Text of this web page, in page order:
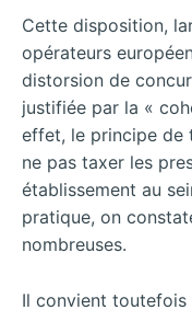
Cette disposition,
opérateurs
distorsion de
justifiée par la «
effet, le principe de
ne pas taxer les
établissement au
pratique, on
nombreuses.
Il convient toutefois